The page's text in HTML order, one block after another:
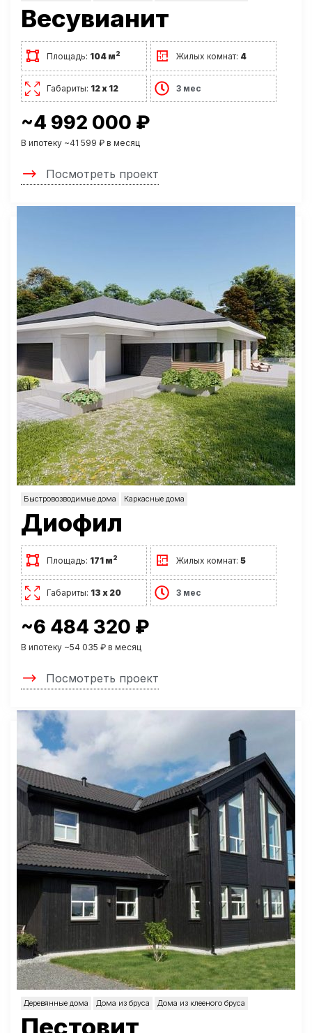
Весувианит
Площадь: 104 м2 Жилых комнат: 4
Габариты: 12 х 12 3 мес
~4 992 000 ₽
В ипотеку ~41 599 ₽ в месяц
Посмотреть проект
Быстровозводимые дома Каркасные дома
Диофил
Площадь: 171 м2 Жилых комнат:5
Габариты: 13 х 20 3 мес
~6 484 320 ₽
В ипотеку ~54 035 ₽ в месяц
Посмотреть проект
Деревянные дома Дома из бруса Дома из клееного бруса
Пестовит